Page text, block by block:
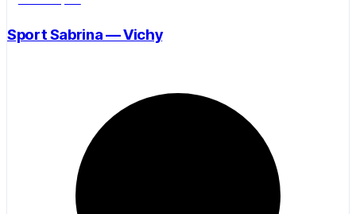
Sport Sabrina — Vichy